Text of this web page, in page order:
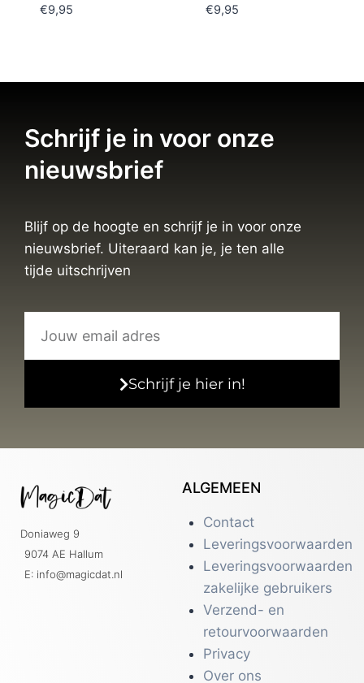
€9,95 €9,95
Schrijf je in voor onze
nieuwsbrief
Blijf op de hoogte en schrijf je in voor onze
nieuwsbrief. Uiteraard kan je, je ten alle
tijde uitschrijven
Schrijf je hier in!
Doniaweg 9
9074 AE Hallum
E: info@magicdat.nl
ALGEMEEN
Contact
Leveringsvoorwaarden
Leveringsvoorwaarden
zakelijke gebruikers
Verzend- en
retourvoorwaarden
Privacy
Over ons